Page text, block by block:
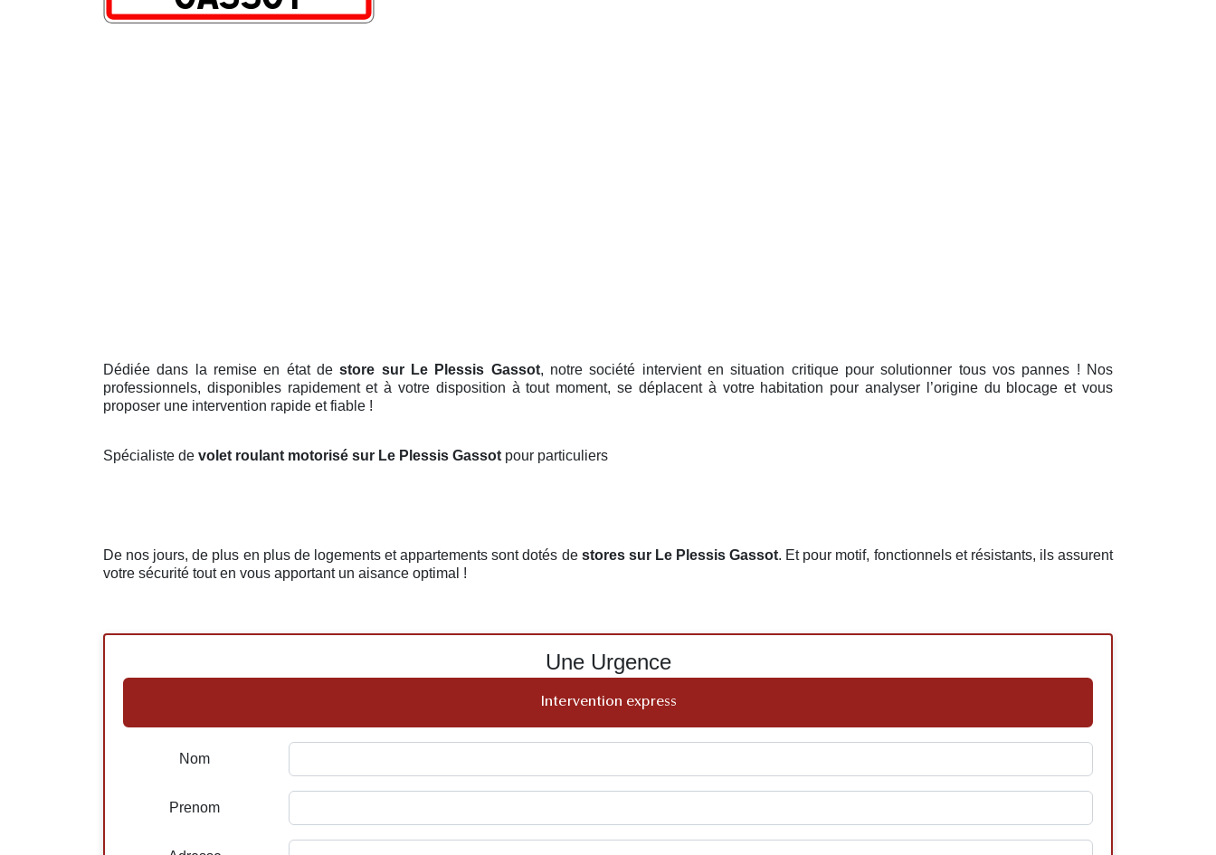
Dédiée dans la remise en état destore sur Le Plessis Gassot, notre société intervient en situation critique pour solutionner tous vos pannes ! Nos
professionnels, disponibles rapidement et à votre disposition à tout moment, se déplacent à votre habitation pour analyser l’origine du blocage et vous
proposer une intervention rapide et fiable !
Spécialiste de volet roulant motorisé sur Le Plessis Gassot pour particuliers
De nos jours, de plus en plus de logements et appartements sont dotés de stores sur Le Plessis Gassot. Et pour motif, fonctionnels et résistants, ils assurent
votre sécurité tout en vous apportant un aisance optimal !
Une Urgence
Intervention express
Nom
Prenom